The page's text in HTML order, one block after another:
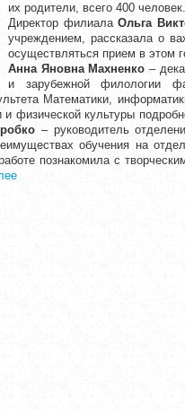
их родители, всего 400 человек.
Директор филиалаОльга
учреждением, рассказала о
осуществляться прием в этом
Анна Яновна Махненко –
и зарубежной филологии
Математики,
и физической культуры
– руководитель
обучения на
познакомила с